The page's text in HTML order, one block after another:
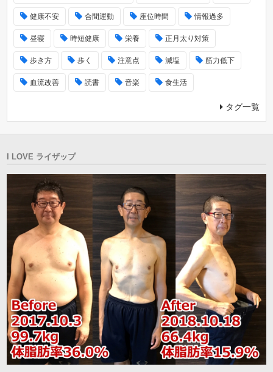
健康不安 合間運動 座位時間 情報過多
昼寝 時短健康 栄養 正月太り対策
歩き方 歩く 注意点 減塩 筋力低下
血流改善 読書 音楽 食生活
タグ一覧
I LOVE ライザップ